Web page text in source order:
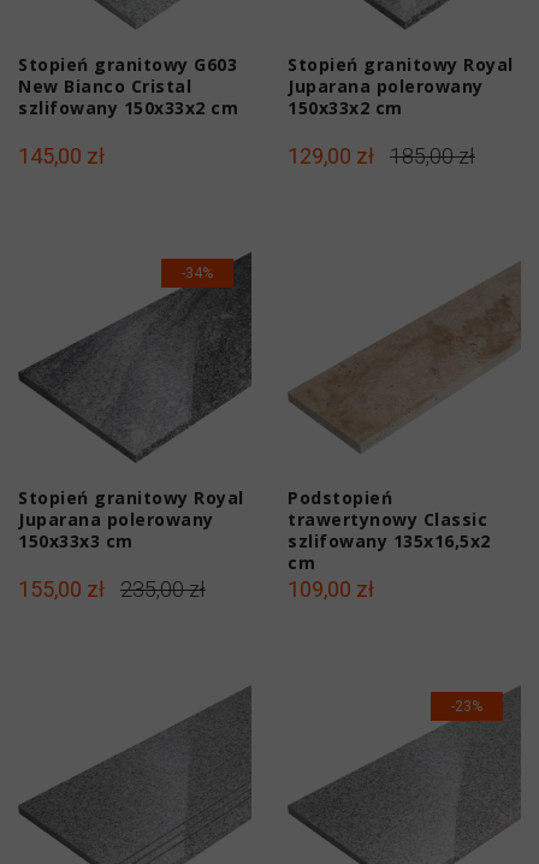
Stopień granitowy G603
New Bianco Cristal
szlifowany 150x33x2 cm
145,00 zł
Stopień granitowy Royal
Juparana polerowany
150x33x2 cm
129,00 zł 185,00 zł
-34%
Stopień granitowy Royal
Juparana polerowany
150x33x3 cm
155,00 zł 235,00 zł
Podstopień
trawertynowy Classic
szlifowany 135x16,5x2
cm
109,00 zł
-23%